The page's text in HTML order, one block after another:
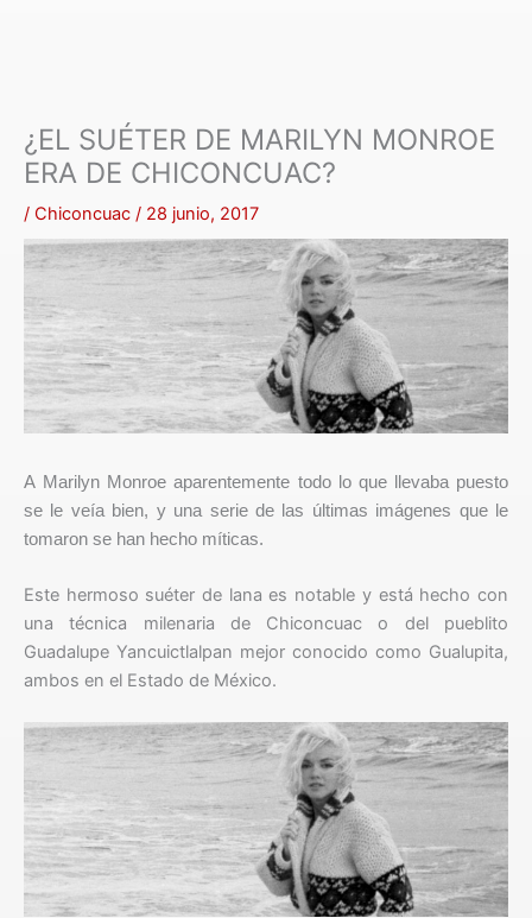
¿EL SUÉTER DE MARILYN MONROE
ERA DE CHICONCUAC?
/ Chiconcuac / 28 junio, 2017
A Marilyn Monroe aparentemente todo lo que llevaba puesto
se le veía bien, y una serie de las últimas imágenes que le
tomaron se han hecho míticas.
Este hermoso suéter de lana es notable y está hecho con
una técnica milenaria de Chiconcuac o del pueblito
Guadalupe Yancuictlalpan mejor conocido como Gualupita,
ambos en el Estado de México.